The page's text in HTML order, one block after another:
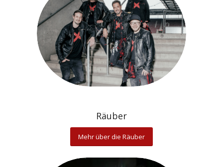
Räuber
Mehr über die Räuber